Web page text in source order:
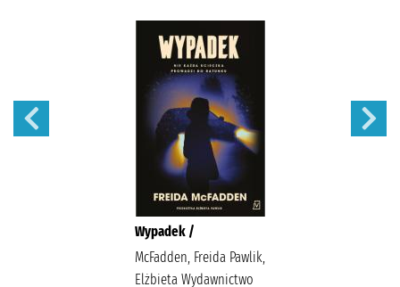
Wypadek /
McFadden, Freida Pawlik,
Elżbieta Wydawnictwo